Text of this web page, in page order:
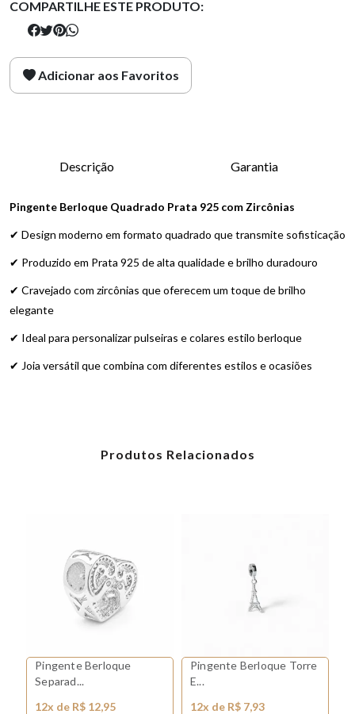
COMPARTILHE ESTE PRODUTO:
Adicionar aos Favoritos
Descrição Garantia
Pingente Berloque Quadrado Prata 925 com Zircônias
✔ Design moderno em formato quadrado que transmite sofisticação
✔ Produzido em Prata 925 de alta qualidade e brilho duradouro
✔ Cravejado com zircônias que oferecem um toque de brilho
elegante
✔ Ideal para personalizar pulseiras e colares estilo berloque
✔ Joia versátil que combina com diferentes estilos e ocasiões
Produtos Relacionados
Pingente Berloque
Separad...
12x de R$ 12,95
Pingente Berloque Torre
E...
12x de R$ 7,93